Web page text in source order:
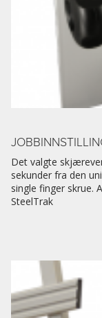
Det valgte
sekunder fra den
single finger skrue.
SteelTrak